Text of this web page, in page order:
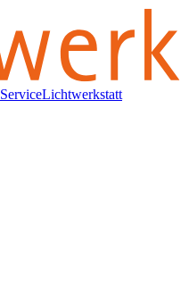
ServiceLichtwerkstatt